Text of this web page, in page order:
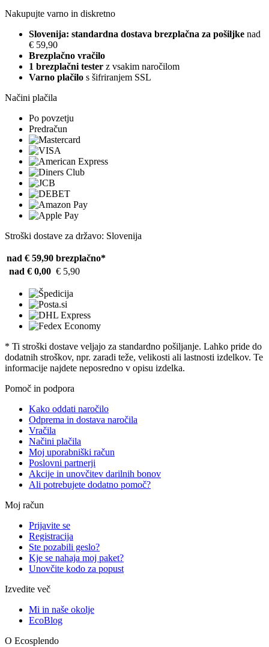
Nakupujte varno in diskretno
Slovenija: standardna dostava brezplačna za pošiljke nad
€ 59,90
Brezplačno vračilo
1 brezplačni tester z vsakim naročilom
Varno plačilo s šifriranjem SSL
Načini plačila
Po povzetju
Predračun
Stroški dostave za državo: Slovenija
nad € 59,90 brezplačno*
nad € 0,00 € 5,90
* Ti stroški dostave veljajo za standardno pošiljanje. Lahko pride do
dodatnih stroškov, npr. zaradi teže, velikosti ali lastnosti izdelkov. Te
informacije najdete neposredno v opisu izdelka.
Pomoč in podpora
Kako oddati naročilo
Odprema in dostava naročila
Vračila
Načini plačila
Moj uporabniški račun
Poslovni partnerji
Akcije in unovčitev darilnih bonov
Ali potrebujete dodatno pomoč?
Moj račun
Prijavite se
Registracija
Ste pozabili geslo?
Kje se nahaja moj paket?
Unovčite kodo za popust
Izvedite več
Mi in naše okolje
EcoBlog
O Ecosplendo